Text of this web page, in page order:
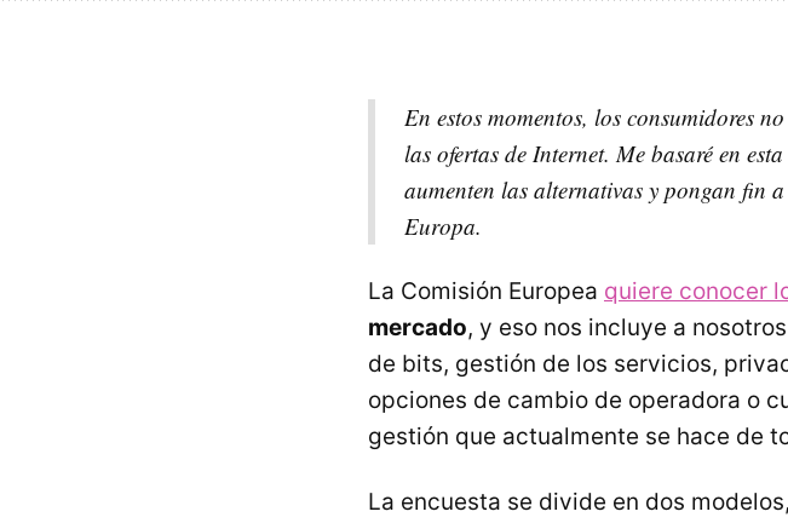
En estos momentos, los consumidores
las ofertas de Internet. Me basaré en
aumenten las alternativas y pongan fin
Europa.
La Comisión Europea quiere conocer
mercado, y eso nos incluye a
de bits, gestión de los servicios,
opciones de cambio de operadora o
gestión que actualmente se hace de
La encuesta se divide en dos modelos,